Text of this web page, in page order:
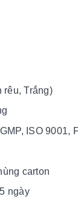
rêu, Trắng)
ISO 9001,
carton
ngày